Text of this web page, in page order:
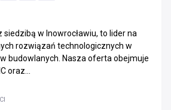
siedzibą w Inowrocławiu, to lider na
rozwiązań technologicznych w
budowlanych. Nasza oferta obejmuje
oraz...